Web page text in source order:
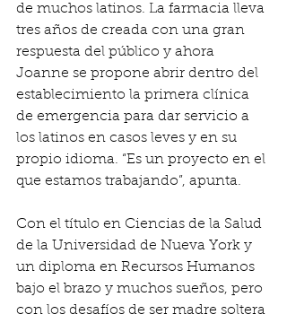
de muchos latinos. La farmacia lleva
tres años de creada con una gran
respuesta del público y ahora
Joanne se propone abrir dentro del
establecimiento la primera clínica
de emergencia para dar servicio a
los latinos en casos leves y en su
propio idioma. “Es un proyecto en el
que estamos trabajando”, apunta.
Con el título en Ciencias de la Salud
de la Universidad de Nueva York y
un diploma en Recursos Humanos
bajo el brazo y muchos sueños, pero
con los desafíos de ser madre soltera